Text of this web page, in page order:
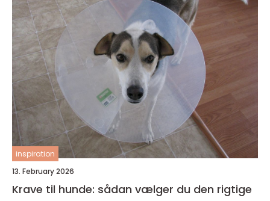
inspiration
13. February 2026
Krave til hunde: sådan vælger du den rigtige